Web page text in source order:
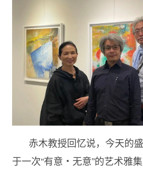
赤木教授回忆说，今天的
于一次“有意・无意”的艺术雅